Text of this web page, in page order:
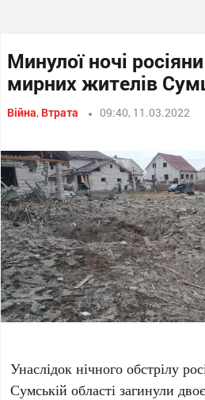
Минулої ночі
мирних жителів
Війна, Втрата 09:40, 11.03.2022
Унаслідок нічного обстрілу
Сумській області загинули